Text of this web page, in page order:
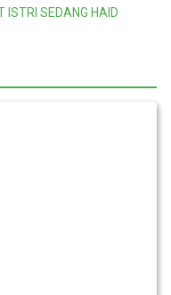
ISTRI SEDANG HAID